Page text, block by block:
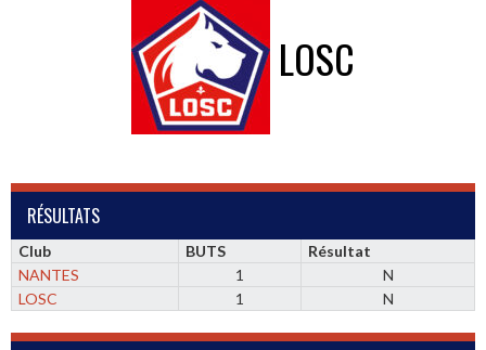
LOSC
RÉSULTATS
Club BUTS
Résultat
NANTES
1
N
LOSC
1 N